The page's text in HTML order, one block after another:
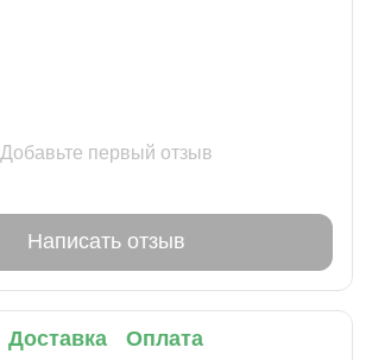
Добавьте первый отзыв
Написать отзыв
Доставка Оплата